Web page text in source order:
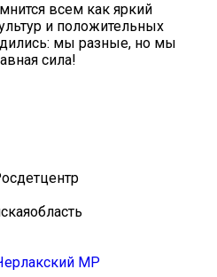
всем как яркий
и положительных
мы разные, но мы
сила!
МР